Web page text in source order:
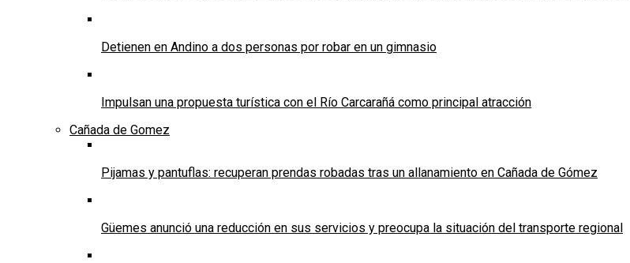
Detienen en Andino a dos personas por robar en un gimnasio
Impulsan una propuesta turística con el Río Carcarañá como principal atracción
Cañada de Gomez
Pijamas y pantuflas: recuperan prendas robadas tras un allanamiento en Cañada de Gómez
Güemes anunció una reducción en sus servicios y preocupa la situación del transporte regional